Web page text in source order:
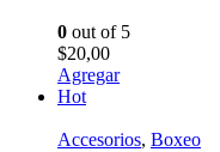
0 out of 5
$20,00
Agregar
Hot
Accesorios, Boxeo